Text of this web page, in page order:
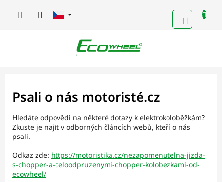
KOŠÍK
Psali o nás motoristé.cz
Hledáte odpovědi na některé dotazy k elektrokoloběžkám?
Zkuste je najít v odborných článcích webů, kteří o nás
psali.
Odkaz zde: https://motoristika.cz/nezapomenutelna-jizda-
s-chopper-a-celoodpruzenymi-chopper-kolobezkami-od-
ecowheel/